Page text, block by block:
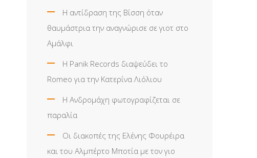
Η αντίδραση της Βίσση όταν
θαυμάστρια την αναγνώρισε σε γιοτ στο
Αμάλφι
Η Panik Records διαψεύδει το
Romeo για την Κατερίνα Λιόλιου
Η Ανδρομάχη φωτογραφίζεται σε
παραλία
Οι διακοπές της Ελένης Φουρέιρα
και του Αλμπέρτο Μποτία με τον γιο